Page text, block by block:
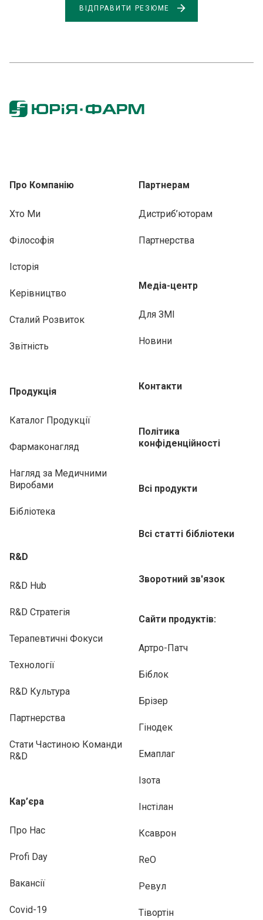
ВІДПРАВИТИ РЕЗЮМЕ
Про Компанію
Хто Ми
Філософія
Історія
Керівництво
Сталий Розвиток
Звітність
Продукція
Каталог Продукції
Фармаконагляд
Нагляд за Медичними
Виробами
Бібліотека
R&D
R&D Hub
R&D Стратегія
Терапевтичні Фокуси
Технології
R&D Культура
Партнерства
Стати Частиною Команди
R&D
Кар’єра
Про Нас
Profi Day
Вакансії
Covid-19
Партнерам
Дистриб’юторам
Партнерства
Медіа-центр
Для ЗМІ
Новини
Контакти
Політика
конфіденційності
Всі продукти
Всі статті бібліотеки
Зворотний зв'язок
Сайти продуктів:
Артро-Патч
Біблок
Брізер
Гінодек
Емаплаг
Ізота
Інстілан
Ксаврон
ReO
Ревул
Тівортін